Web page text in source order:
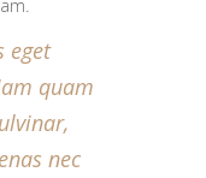
eget
quam
nec